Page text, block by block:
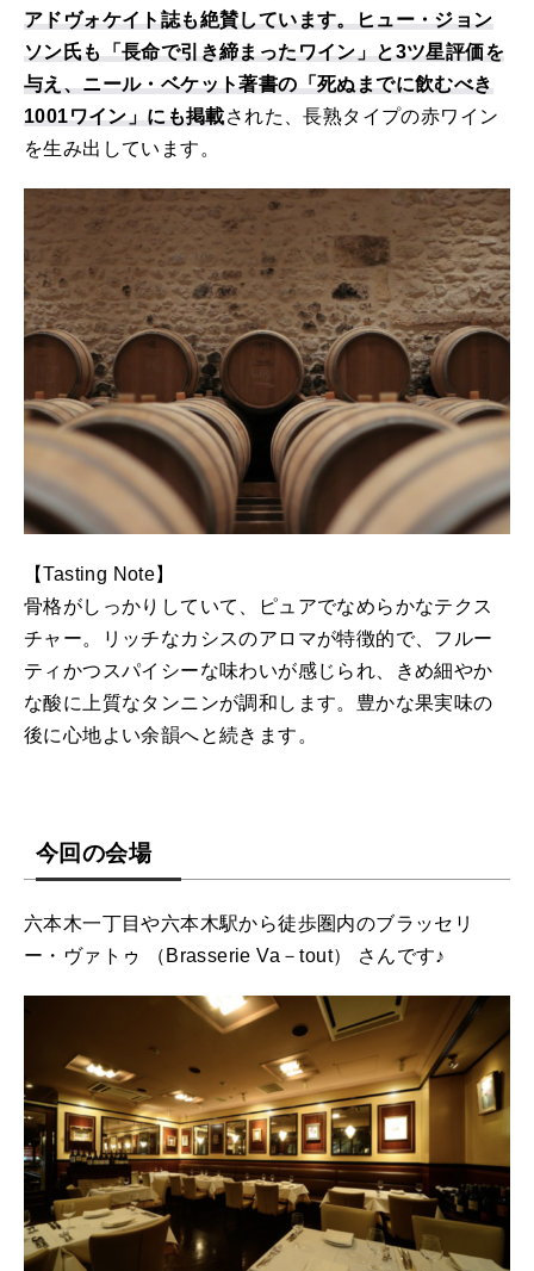
アドヴォケイト誌も絶賛しています。ヒュー・ジョン
ソン氏も「長命で引き締まったワイン」と3ツ星評価を
与え、ニール・ベケット著書の「死ぬまでに飲むべき
1001ワイン」にも掲載された、長熟タイプの赤ワイン
を生み出しています。
【Tasting Note】
骨格がしっかりしていて、ピュアでなめらかなテクス
チャー。リッチなカシスのアロマが特徴的で、フルー
ティかつスパイシーな味わいが感じられ、きめ細やか
な酸に上質なタンニンが調和します。豊かな果実味の
後に心地よい余韻へと続きます。
今回の会場
六本木一丁目や六本木駅から徒歩圏内のブラッセリ
ー・ヴァトゥ （Brasserie Va－tout） さんです♪